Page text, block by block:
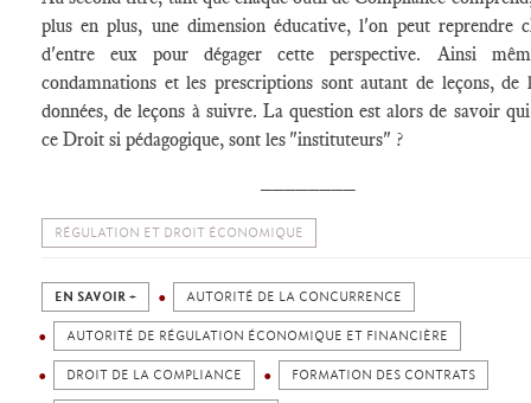
plus en plus, une dimension éducative, l'on peut reprendre
d'entre eux pour dégager cette perspective. Ainsi
condamnations et les prescriptions sont autant de leçons, de
données, de leçons à suivre. La question est alors de savoir
ce Droit si pédagogique, sont les "instituteurs" ?
RÉGULATION ET DROIT ÉCONOMIQUE
EN SAVOIR + AUTORITÉ DE LA CONCURRENCE
AUTORITÉ DE RÉGULATION ÉCONOMIQUE ET FINANCIÈRE
DROIT DE LA COMPLIANCE FORMATION DES CONTRATS